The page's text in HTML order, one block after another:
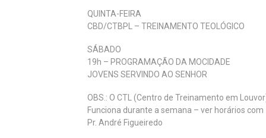
QUINTA-FEIRA
CBD/CTBPL – TREINAMENTO TEOLÓGICO
SÁBADO
19h – PROGRAMAÇÃO DA MOCIDADE
JOVENS SERVINDO AO SENHOR
OBS.: O CTL (Centro de Treinamento em
Funciona durante a semana – ver horários com
Pr. André Figueiredo